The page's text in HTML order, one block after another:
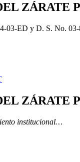
ZÁRATE
03-ED y D. S. No.
ZÁRATE
institucional…